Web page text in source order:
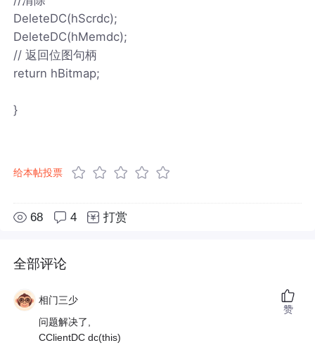
DeleteDC(hScrdc);
DeleteDC(hMemdc);
// 返回位图句柄
return hBitmap;
}
给本帖投票
68 4 打赏
全部评论
相门三少
问题解决了,
CClientDC dc(this)
赞